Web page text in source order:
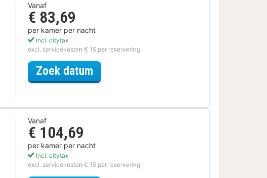
Vanaf
€ 83,69
per kamer per nacht
incl. citytax
excl. servicekosten € 15 per reservering
Zoek datum
Vanaf
€ 104,69
per kamer per nacht
incl. citytax
excl. servicekosten € 15 per reservering